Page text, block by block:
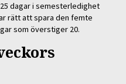
dagar i semesterledighet
rätt att spara den femte
som överstiger 20.